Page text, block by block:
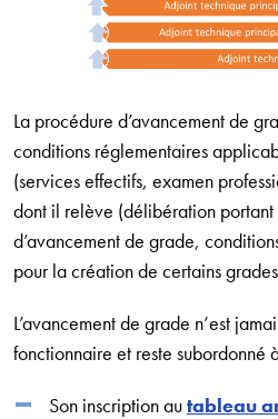
La procédure d’avancement de
conditions réglementaires
(services effectifs, examen
dont il relève (délibération
d’avancement de grade,
pour la création de certains
L’avancement de grade n’est
fonctionnaire et reste subordonné
Son inscription autableau